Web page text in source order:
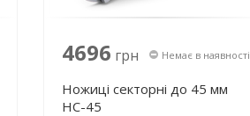
4696 грн Немає в наявності
Ножиці секторні до 45 мм
НС-45